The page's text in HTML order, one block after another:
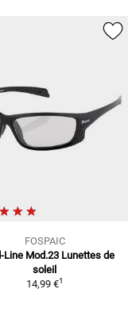
FOSPAIC
Line Mod.23 Lunettes de
soleil
14,99 €1